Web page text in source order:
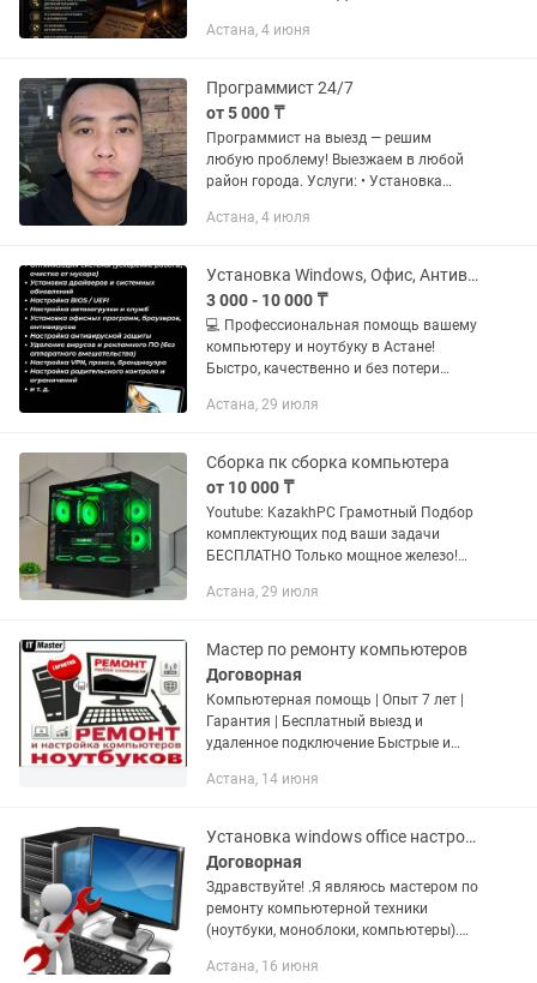
данных — от 3 000 тг Установка
Астана, 4 июня
Программист 24/7
от 5 000 ₸
Программист на выезд — решим
любую проблему! Выезжаем в любой
район города. Услуги: • Установка
Обновление драйверов • Установка и
Астана, 4 июля
Установка Windows, Офис, Антивирус (Выезд и Удаленно)
3 000 - 10 000 ₸
💻 Профессиональная помощь вашему
компьютеру и ноутбуку в Астане!
Быстро, качественно и без потери
к вам на дом или в офис (в черте
Астана, 29 июля
Сборка пк сборка компьютера
от 10 000 ₸
Youtube: KazakhPC Грамотный Подбор
комплектующих под ваши задачи
БЕСПЛАТНО Только мощное железо!
КАЧЕСТВО ПРОСЬБА ПИШИТЕ Номер
СЛОЖНОСТИ...
Астана, 29 июля
Мастер по ремонту компьютеров
Договорная
Компьютерная помощь | Опыт 7 лет |
Гарантия | Бесплатный выезд и
удаленное подключение Быстрые и
Постоянная поддержка клиентов.
Астана, 14 июня
Установка windows office настройка компьютера любые виды услуги
Договорная
Здравствуйте! .Я являюсь мастером по
ремонту компьютерной техники
(ноутбуки, моноблоки, компьютеры).
работы в официальных сервисах)
Астана, 16 июня